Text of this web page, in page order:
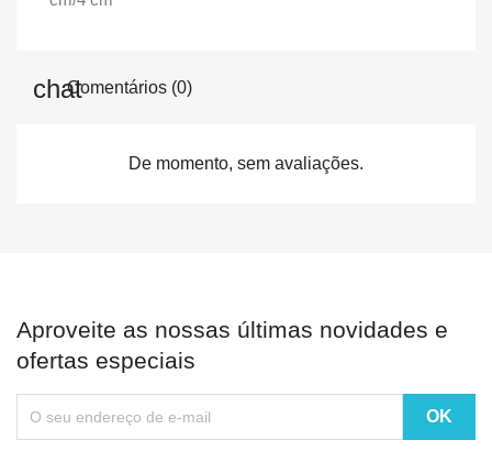
Comentários (0)
De momento, sem avaliações.
Aproveite as nossas últimas novidades e
ofertas especiais